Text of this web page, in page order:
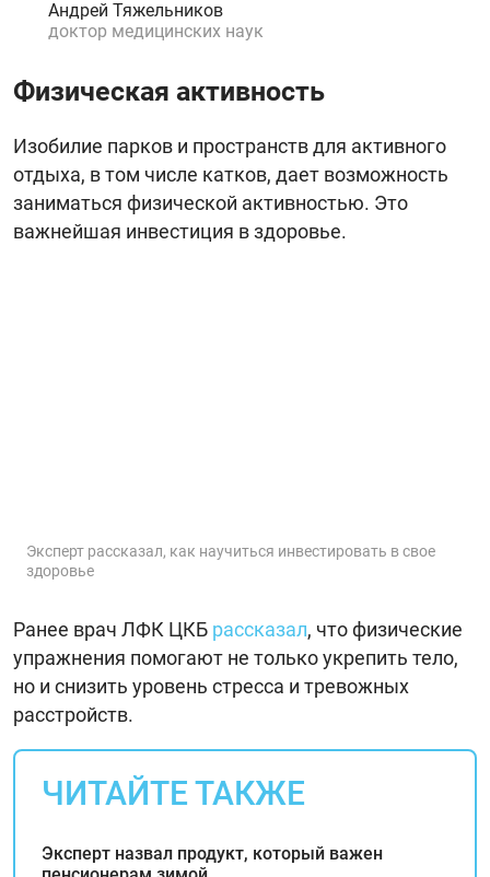
Андрей Тяжельников
доктор медицинских наук
Физическая активность
Изобилие парков и пространств для активного
отдыха, в том числе катков, дает возможность
заниматься физической активностью. Это
важнейшая инвестиция в здоровье.
Эксперт рассказал, как научиться инвестировать в свое
здоровье
Ранее врач ЛФК ЦКБ рассказал, что физические
упражнения помогают не только укрепить тело,
но и снизить уровень стресса и тревожных
расстройств.
ЧИТАЙТЕ ТАКЖЕ
Эксперт назвал продукт, который важен